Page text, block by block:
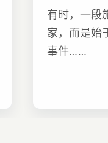
有时，一段
家，而是始
事件……